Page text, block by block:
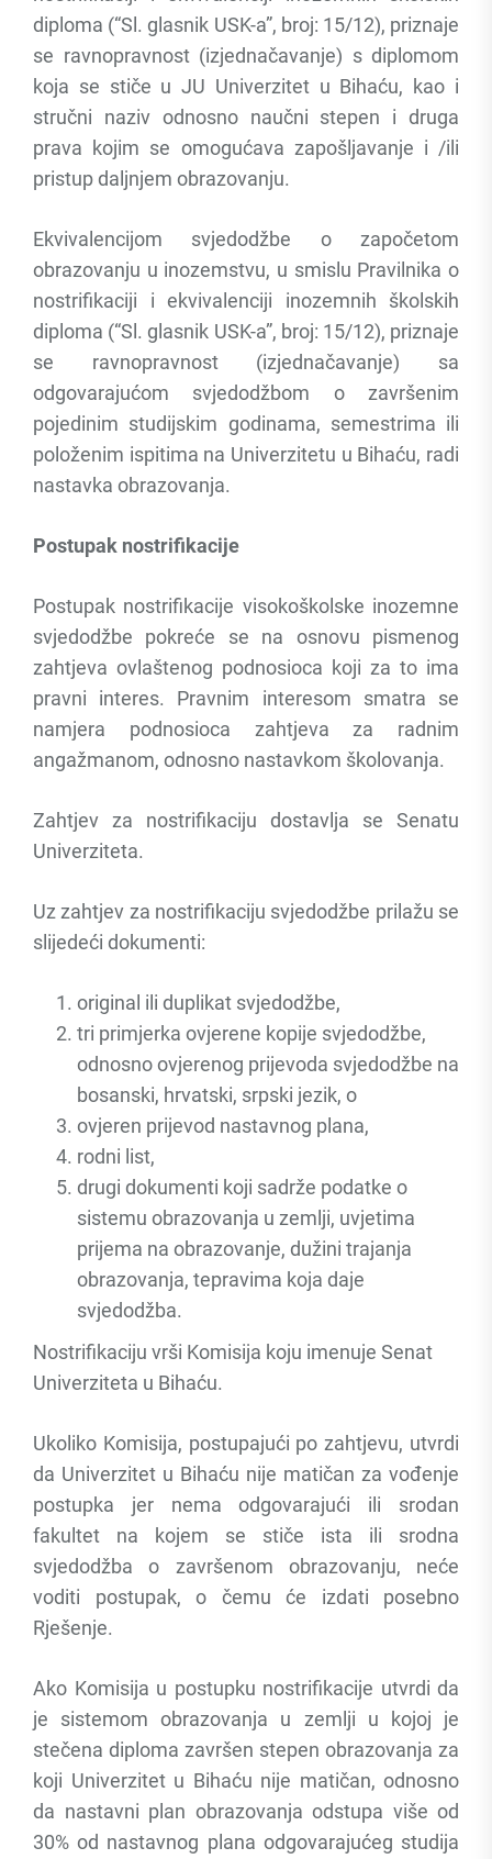
diploma (“Sl. glasnik USK-a”, broj: 15/12), priznaje
se ravnopravnost (izjednačavanje) s diplomom
koja se stiče u JU Univerzitet u Bihaću, kao i
stručni naziv odnosno naučni stepen i druga
prava kojim se omogućava zapošljavanje i /ili
pristup daljnjem obrazovanju.
Ekvivalencijom svjedodžbe o započetom
obrazovanju u inozemstvu, u smislu Pravilnika o
nostrifikaciji i ekvivalenciji inozemnih školskih
diploma (“Sl. glasnik USK-a”, broj: 15/12), priznaje
se ravnopravnost (izjednačavanje) sa
odgovarajućom svjedodžbom o završenim
pojedinim studijskim godinama, semestrima ili
položenim ispitima na Univerzitetu u Bihaću, radi
nastavka obrazovanja.
Postupak nostrifikacije
Postupak nostrifikacije visokoškolske inozemne
svjedodžbe pokreće se na osnovu pismenog
zahtjeva ovlaštenog podnosioca koji za to ima
pravni interes. Pravnim interesom smatra se
namjera podnosioca zahtjeva za radnim
angažmanom, odnosno nastavkom školovanja.
Zahtjev za nostrifikaciju dostavlja se Senatu
Univerziteta.
Uz zahtjev za nostrifikaciju svjedodžbe prilažu se
slijedeći dokumenti:
original ili duplikat svjedodžbe,
tri primjerka ovjerene kopije svjedodžbe,
odnosno ovjerenog prijevoda svjedodžbe na
bosanski, hrvatski, srpski jezik, o
ovjeren prijevod nastavnog plana,
rodni list,
drugi dokumenti koji sadrže podatke o
sistemu obrazovanja u zemlji, uvjetima
prijema na obrazovanje, dužini trajanja
obrazovanja, tepravima koja daje
svjedodžba.
Nostrifikaciju vrši Komisija koju imenuje Senat
Univerziteta u Bihaću.
Ukoliko Komisija, postupajući po zahtjevu, utvrdi
da Univerzitet u Bihaću nije matičan za vođenje
postupka jer nema odgovarajući ili srodan
fakultet na kojem se stiče ista ili srodna
svjedodžba o završenom obrazovanju, neće
voditi postupak, o čemu će izdati posebno
Rješenje.
Ako Komisija u postupku nostrifikacije utvrdi da
je sistemom obrazovanja u zemlji u kojoj je
stečena diploma završen stepen obrazovanja za
koji Univerzitet u Bihaću nije matičan, odnosno
da nastavni plan obrazovanja odstupa više od
30% od nastavnog plana odgovarajućeg studija